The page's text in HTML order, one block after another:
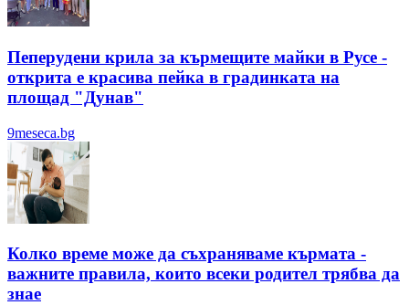
Пеперудени крила за кърмещите майки в Русе -
открита е красива пейка в градинката на
площад "Дунав"
9meseca.bg
Колко време може да съхраняваме кърмата -
важните правила, които всеки родител трябва да
знае